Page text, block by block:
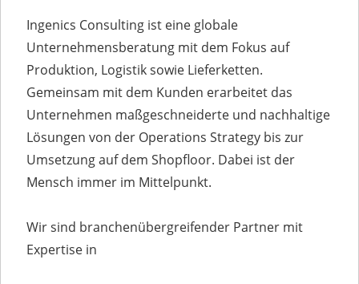
Ingenics Consulting ist eine globale
Unternehmensberatung mit dem Fokus auf
Produktion, Logistik sowie Lieferketten.
Gemeinsam mit dem Kunden erarbeitet das
Unternehmen maßgeschneiderte und nachhaltige
Lösungen von der Operations Strategy bis zur
Umsetzung auf dem Shopfloor. Dabei ist der
Mensch immer im Mittelpunkt.
Wir sind branchenübergreifender Partner mit
Expertise in